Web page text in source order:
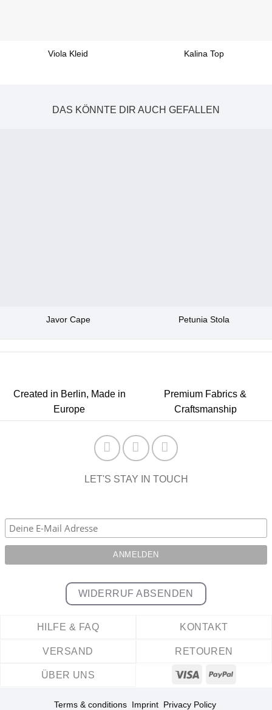
Viola Kleid Kalina Top
DAS KÖNNTE DIR AUCH GEFALLEN
Javor Cape Petunia Stola
Created in Berlin, Made in
Europe
Premium Fabrics &
Craftsmanship
LET'S STAY IN TOUCH
WIDERRUF ABSENDEN
HILFE & FAQ KONTAKT
VERSAND RETOUREN
ÜBER UNS
Terms & conditions Imprint Privacy Policy